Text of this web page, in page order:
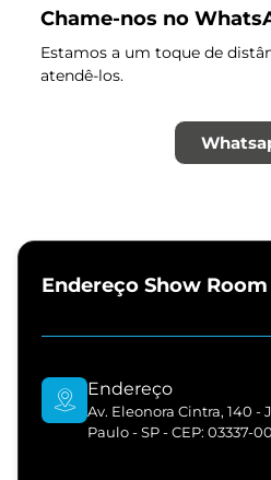
Chame-nos no
Estamos a um toque de
atendê-los.
Endereço Show
Endereço
Av. Eleonora Cintra, 140 -
Paulo - SP - CEP: 03337-